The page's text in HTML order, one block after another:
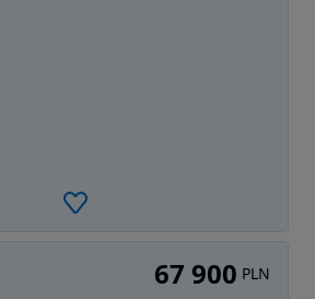
67 900 PLN